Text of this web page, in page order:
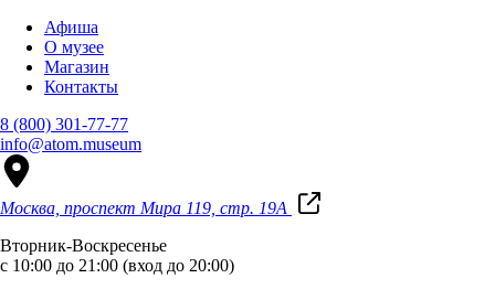
Афиша
О музее
Магазин
Контакты
8 (800) 301-77-77
info@atom.museum
Москва, проспект Мира 119, стр. 19А
Вторник-Воскресенье
с 10:00 до 21:00 (вход до 20:00)